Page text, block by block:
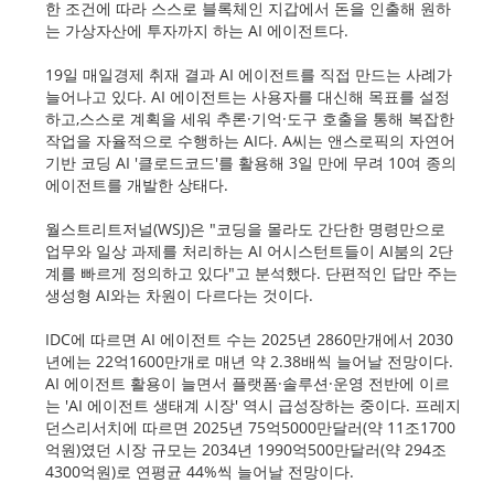
한 조건에 따라 스스로 블록체인 지갑에서 돈을 인출해 원하
는 가상자산에 투자까지 하는 AI 에이전트다.
19일 매일경제 취재 결과 AI 에이전트를 직접 만드는 사례가
늘어나고 있다. AI 에이전트는 사용자를 대신해 목표를 설정
하고,스스로 계획을 세워 추론·기억·도구 호출을 통해 복잡한
작업을 자율적으로 수행하는 AI다. A씨는 앤스로픽의 자연어
기반 코딩 AI '클로드코드'를 활용해 3일 만에 무려 10여 종의
에이전트를 개발한 상태다.
월스트리트저널(WSJ)은 "코딩을 몰라도 간단한 명령만으로
업무와 일상 과제를 처리하는 AI 어시스턴트들이 AI붐의 2단
계를 빠르게 정의하고 있다"고 분석했다. 단편적인 답만 주는
생성형 AI와는 차원이 다르다는 것이다.
IDC에 따르면 AI 에이전트 수는 2025년 2860만개에서 2030
년에는 22억1600만개로 매년 약 2.38배씩 늘어날 전망이다.
AI 에이전트 활용이 늘면서 플랫폼·솔루션·운영 전반에 이르
는 'AI 에이전트 생태계 시장' 역시 급성장하는 중이다. 프레지
던스리서치에 따르면 2025년 75억5000만달러(약 11조1700
억원)였던 시장 규모는 2034년 1990억500만달러(약 294조
4300억원)로 연평균 44%씩 늘어날 전망이다.